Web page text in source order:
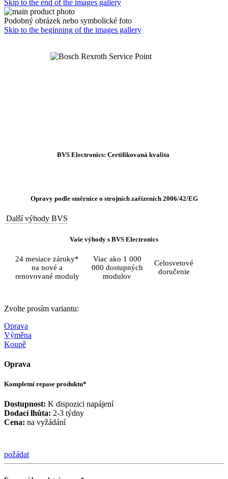
Skip to the end of the images gallery
Podobný obrázek nebo symbolické foto
Skip to the beginning of the images gallery
BVS Electronics: Certifikovaná kvalita
Opravy podle směrnice o strojních zařízeních 2006/42/EG
Další výhody BVS
Vaše výhody s BVS Electronics
24 mesiace záruky*
na nové a
renovované moduly
Viac ako 1 000
000 dostupných
modulov
Celosvetové
doručenie
Zvolte prosím variantu:
Oprava
Výměna
Koupě
Oprava
Kompletní repase produktu*
Dostupnost: K dispozici napájení
Dodací lhůta: 2-3 týdny
Cena: na vyžádání
požádat